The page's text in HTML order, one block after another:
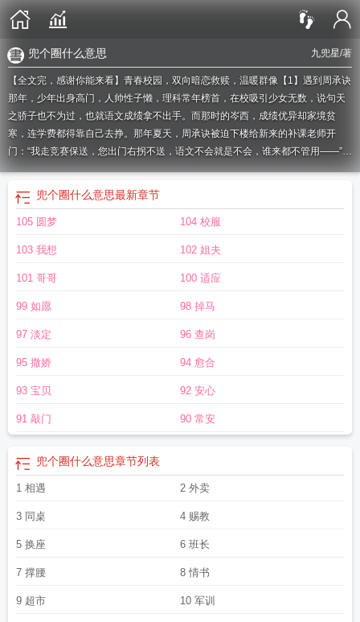
九兜星/著
兜个圈什么意思
【全文完，感谢你能来看】青春校园，双向暗恋救赎，温暖群像【1】遇到周承诀
那年，少年出身高门，人帅性子懒，理科常年榜首，在校吸引少女无数，说句天
之骄子也不为过，也就语文成绩拿不出手。而那时的岑西，成绩优异却家境贫
寒，连学费都得靠自己去挣。那年夏天，周承诀被迫下楼给新来的补课老师开
门：“我走竞赛保送，您出门右拐不送，语文不会就是不会，谁来都不管用——”下
一秒，意外接到家教兼职的同桌岑西敲开了周家大门。此后很长一段时间，两人
一同学习一道生活。她见识了从未踏入过的圈子，和一个只敢悄悄偷看的周承
诀。后来书房门口，她撞见少年冷冷道：“最讨厌文绉绉那一套。”也是那天，岑西
退掉了家教工作，至此收起一切小心翼翼看他的眼神。【2】大学重逢，少年仍旧
对他发出邀请。采访结束后，天之骄子卑微地红了眼，当众紧攥她手腕：“我找你
好苦。”周承诀自嘲道：“情书都学着写到一半了，小老师跑了。”岑西鼻尖微酸：
圈，还好你还在这里，从未走远。」（男女主同班，男主大女主一岁）暗恋x死装
坚韧小可怜x爹系少年恋爱脑最初的死装：表面上：普通同桌，我们很熟吗？背地
伤？在岑西面前：这点伤……如果没我女朋友心疼，可能会死。文案存档
期追妻火葬场陈初从小依赖那位一直寄养在家中的哥哥。直到十岁那年，哥哥被
亲生父母带离，自己也随爸妈远赴海外，兄妹二人至此断了联系。期间一场意
外，使得裴起朝听力严重受损，也让他变得沉默寡言，脸上不再有笑容，生人勿
生森冷的眼神，和一言不发摔上的房门。后来，女孩用尽全力拦下他，将纸条递
到他面前“爸妈太忙了，家里没人管我，我好饿，哥。”至此，她用一张纸条两滴眼
费仅有五块，却没让陈初挨过一顿饿。他把自己掏空了给她，但能给的还是远远
不够。毕业那年，陈初想和他恋爱结婚，裴起朝拒绝了。她跟谁都比跟他好。陈
冷漠，冷漠地送走了她好几个联姻对象。“这个不够好，那个也差点意思，再挑
挑。”从前觉得她跟谁都比跟自己好，如今不是自己，换谁他都不放心，也不甘
兜个圈什么意思最新章节
105 圆梦 104 校服
103 我想 102 姐夫
101 哥哥 100 适应
99 如愿 98 掉马
97 淡定 96 查岗
95 撒娇 94 愈合
93 宝贝 92 安心
91 敲门 90 常安
兜个圈什么意思章节列表
1 相遇 2 外卖
3 同桌 4 赐教
5 换座 6 班长
7 撑腰 8 情书
9 超市 10 军训